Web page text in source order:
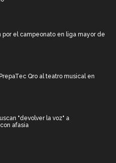
por el campeonato en liga mayor de
Qro al teatro musical en
"devolver la voz" a
afasia